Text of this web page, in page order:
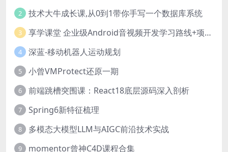
2 技术大牛成长课,从0到1带你手写一个数据库系统
3 享学课堂 企业级Android音视频开发学习路线+项目实战（附源码）
4 深蓝-移动机器人运动规划
5 小曾VMProtect还原一期
6 前端跳槽突围课：React18底层源码深入剖析
7 Spring6新特征梳理
8 多模态大模型LLM与AIGC前沿技术实战
9 momentor曾神C4D课程合集